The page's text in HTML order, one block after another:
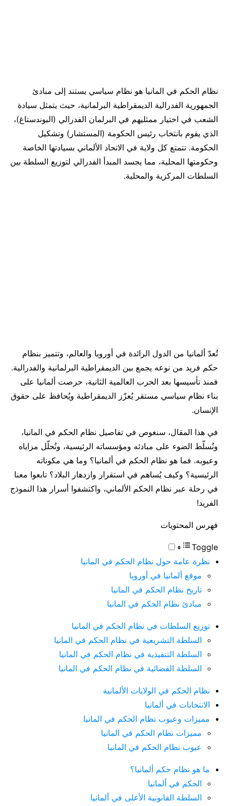
نظام الحكم في المانيا هو نظام سياسي يستند إلى مبادئ
الجمهورية الفدرالية الديمقراطية البرلمانية، حيث يتمثل سيادة
الشعب في اختيار ممثليهم في البرلمان الفدرالي (البوندستاغ)،
الذي يقوم بانتخاب رئيس الحكومة (المستشار) وتشكيل
الحكومة. تتمتع كل ولاية في الاتحاد الألماني بسيادتها الخاصة
وحكومتها المحلية، مما يجسد المبدأ الفدرالي لتوزيع السلطة بين
السلطات المركزية والمحلية.
تُعدّ ألمانيا من الدول الرائدة في أوروبا والعالم، وتتميز بنظام
حكم فريد من نوعه يجمع بين الديمقراطية البرلمانية والفدرالية.
فمنذ تأسيسها بعد الحرب العالمية الثانية، حرصت ألمانيا على
بناء نظام سياسي مستقر يُعزّز الديمقراطية ويُحافظ على حقوق
الإنسان.
في هذا المقال، سنغوص في تفاصيل نظام الحكم في المانيا،
ونُسلّط الضوء على مبادئه ومؤسساته الرئيسية، ونُحلّل مزاياه
وعيوبه. فما هو نظام الحكم في ألمانيا؟ وما هي مكوناته
الرئيسية؟ وكيف يُساهم في استقرار وازدهار البلاد؟ تابعوا معنا
في رحلة عبر نظام الحكم الألماني، واكتشفوا أسرار هذا النموذج
الفريد!
فهرس المحتويات
Toggle
نظرة عامة حول نظام الحكم في المانيا
موقع ألمانيا في أوروبا
تاريخ نظام الحكم في المانيا
مبادئ نظام الحكم في المانيا
توزيع السلطات في نظام الحكم في المانيا
السلطة التشريعية في نظام الحكم في المانيا
السلطة التنفيذية في نظام الحكم في المانيا
السلطة القضائية في نظام الحكم في المانيا
نظام الحكم في الولايات الألمانية
الانتخابات في ألمانيا
مميزات وعيوب نظام الحكم في المانيا
مميزات نظام الحكم في المانيا
عيوب نظام الحكم في المانيا
ما هو نظام حكم ألمانيا؟
الحكم في ألمانيا
السلطة القانونية الأعلى في ألمانيا